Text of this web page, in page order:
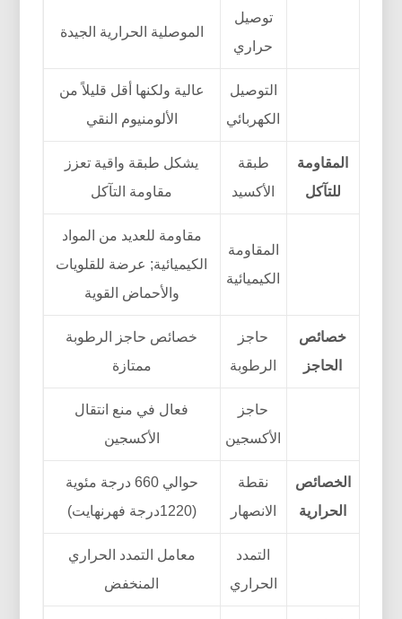
توصيل
حراري
الموصلية الحرارية الجيدة
التوصيل
الكهربائي
عالية ولكنها أقل قليلاً من
الألومنيوم النقي
المقاومة
للتآكل
طبقة
الأكسيد
يشكل طبقة واقية تعزز
مقاومة التآكل
المقاومة
الكيميائية
مقاومة للعديد من المواد
الكيميائية; عرضة للقلويات
والأحماض القوية
خصائص
الحاجز
حاجز
الرطوبة
خصائص حاجز الرطوبة
ممتازة
حاجز
الأكسجين
فعال في منع انتقال
الأكسجين
الخصائص
الحرارية
نقطة
الانصهار
حوالي 660 درجة مئوية
(1220درجة فهرنهايت)
التمدد
الحراري
معامل التمدد الحراري
المنخفض